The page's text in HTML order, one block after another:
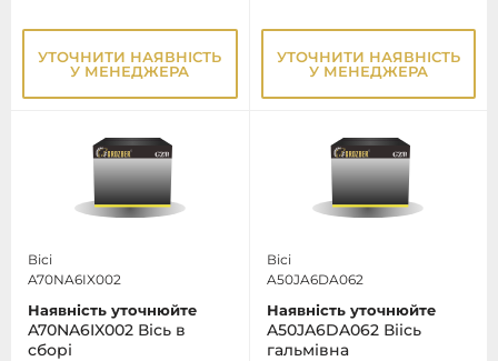
УТОЧНИТИ НАЯВНІСТЬ
У МЕНЕДЖЕРА
УТОЧНИТИ НАЯВНІСТЬ
У МЕНЕДЖЕРА
Вісі
A70NA6IX002
Наявність уточнюйте
A70NA6IX002 Вісь в
сборі
Вісі
A50JA6DA062
Наявність уточнюйте
A50JA6DA062 Віісь
гальмівна